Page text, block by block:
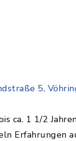
5,
ca. 1 1/2
Erfahrungen